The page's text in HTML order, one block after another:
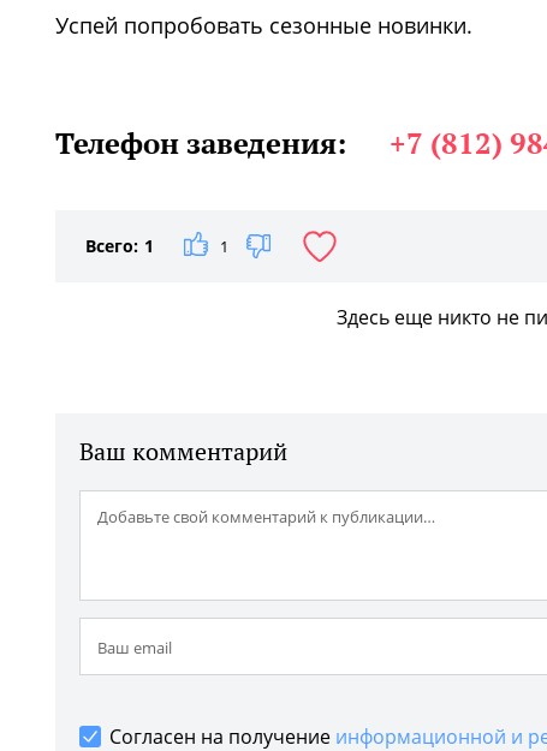
Успей попробовать сезонные новинки.
Телефон заведения: +7 (812)
Всего: 1 1
Здесь еще никто не
Ваш комментарий
Согласен на получение информационной и